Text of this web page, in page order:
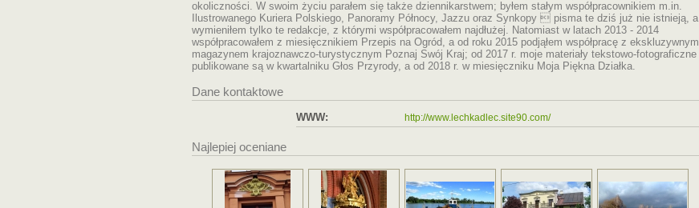
okoliczności. W swoim życiu parałem się także dziennikarstwem; byłem stałym współpracownikiem m.in.
Ilustrowanego Kuriera Polskiego, Panoramy Północy, Jazzu oraz Synkopy  pisma te dziś już nie istnieją, a
wymieniłem tylko te redakcje, z którymi współpracowałem najdłużej. Natomiast w latach 2013 - 2014
współpracowałem z miesięcznikiem Przepis na Ogród, a od roku 2015 podjąłem współpracę z ekskluzywnym
magazynem krajoznawczo-turystycznym Poznaj Swój Kraj; od 2017 r. moje materiały tekstowo-fotograficzne
publikowane są w kwartalniku Głos Przyrody, a od 2018 r. w miesięczniku Moja Piękna Działka.
Dane kontaktowe
WWW: http://www.lechkadlec.site90.com/
Najlepiej oceniane